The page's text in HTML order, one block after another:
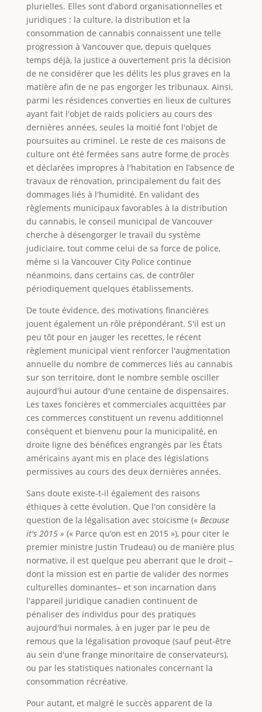
plurielles. Elles sont d’abord organisationnelles et
juridiques : la culture, la distribution et la
consommation de cannabis connaissent une telle
progression à Vancouver que, depuis quelques
temps déjà, la justice a ouvertement pris la décision
de ne considérer que les délits les plus graves en la
matière afin de ne pas engorger les tribunaux. Ainsi,
parmi les résidences converties en lieux de cultures
ayant fait l'objet de raids policiers au cours des
dernières années, seules la moitié font l'objet de
poursuites au criminel. Le reste de ces maisons de
culture ont été fermées sans autre forme de procès
et déclarées impropres à l'habitation en l’absence de
travaux de rénovation, principalement du fait des
dommages liés à l'humidité. En validant des
règlements municipaux favorables à la distribution
du cannabis, le conseil municipal de Vancouver
cherche à désengorger le travail du système
judiciaire, tout comme celui de sa force de police,
même si la Vancouver City Police continue
néanmoins, dans certains cas, de contrôler
périodiquement quelques établissements.
De toute évidence, des motivations financières
jouent également un rôle prépondérant. S'il est un
peu tôt pour en jauger les recettes, le récent
règlement municipal vient renforcer l'augmentation
annuelle du nombre de commerces liés au cannabis
sur son territoire, dont le nombre semble osciller
aujourd'hui autour d'une centaine de dispensaires.
Les taxes foncières et commerciales acquittées par
ces commerces constituent un revenu additionnel
conséquent et bienvenu pour la municipalité, en
droite ligne des bénéfices engrangés par les États
américains ayant mis en place des législations
permissives au cours des deux dernières années.
Sans doute existe-t-il également des raisons
éthiques à cette évolution. Que l'on considère la
question de la légalisation avec stoïcisme (« Because
it's 2015 » (« Parce qu’on est en 2015 »), pour citer le
premier ministre Justin Trudeau) ou de manière plus
normative, il est quelque peu aberrant que le droit –
dont la mission est en partie de valider des normes
culturelles dominantes– et son incarnation dans
l'appareil juridique canadien continuent de
pénaliser des individus pour des pratiques
aujourd'hui normales, à en juger par le peu de
remous que la légalisation provoque (sauf peut-être
au sein d'une frange minoritaire de conservateurs),
ou par les statistiques nationales concernant la
consommation récréative.
Pour autant, et malgré le succès apparent de la